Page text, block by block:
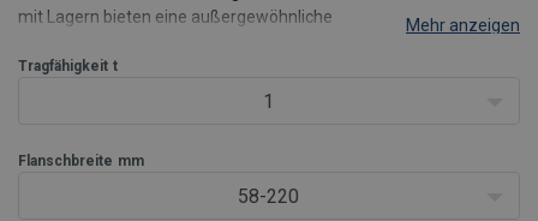
mit Lagern bieten eine außergewöhnliche
pneumatische Winden können einfach an den Ihnen angebotenen
Mehr anzeigen
Tragfähigkeit t
1
Flanschbreite mm
58-220